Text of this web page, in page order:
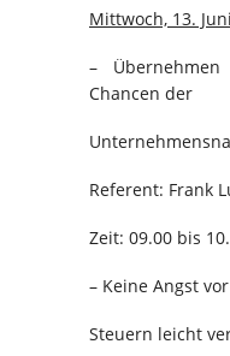
Mittwoch, 13. Juni
–
Chancen der
Referent: Frank
Zeit: 09.00 bis
– Keine Angst
Steuern leicht